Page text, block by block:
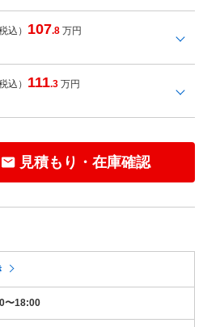
込） 107.8 万円
込） 111.3 万円
見積もり・在庫確認
〜18:00